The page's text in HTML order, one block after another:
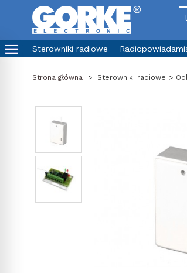
Sterowniki radiowe
Strona główna > Sterowniki radiowe >